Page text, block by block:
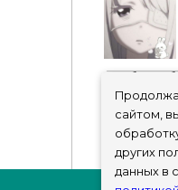
Чтобы
сайтом,
других
данных в